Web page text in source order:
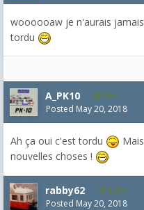
woooooaw je n'aurais
tordu
A_PK10 509
Posted May 20, 2018
Ah ça oui c'est tordu
nouvelles choses !
rabby62 8,454
Posted May 20, 2018